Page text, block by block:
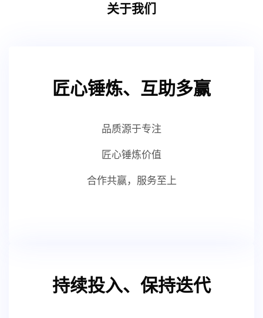
关于我们
匠心锤炼、互助多赢
品质源于专注
匠心锤炼价值
合作共赢，服务至上
持续投入、保持迭代